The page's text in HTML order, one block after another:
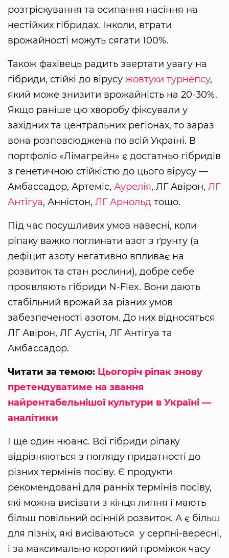
розтріскування та осипання насіння на
нестійких гібридах. Інколи, втрати
врожайності можуть сягати 100%.
Також фахівець радить звертати увагу на
гібриди, стійкі до вірусу жовтухи турнепсу,
який може знизити врожайність на 20-30%.
Якщо раніше цю хворобу фіксували у
західних та центральних регіонах, то зараз
вона розповсюджена по всій Україні. В
портфоліо «Лімагрейн» є достатньо гібридів
з генетичною стійкістю до цього вірусу —
Амбассадор, Артеміс, Аурелія, ЛГ Авірон, ЛГ
Антігуа, Анністон, ЛГ Арнольд тощо.
Під час посушливих умов навесні, коли
ріпаку важко поглинати азот з ґрунту (а
дефіцит азоту негативно впливає на
розвиток та стан рослини), добре себе
проявляють гібриди N-Flex. Вони дають
стабільний врожай за різних умов
забезпеченості азотом. До них відносяться
ЛГ Авірон, ЛГ Аустін, ЛГ Антігуа та
Амбассадор.
Читати за темою: Цьогоріч ріпак знову
претендуватиме на звання
найрентабельнішої культури в Україні —
аналітики
І ще один нюанс. Всі гібриди ріпаку
відрізняються з погляду придатності до
різних термінів посіву. Є продукти
рекомендовані для ранніх термінів посіву,
які можна висівати з кінця липня і мають
більш повільний осінній розвиток. А є більш
для пізніх, які висіваються у серпні-вересні,
і за максимально короткий проміжок часу